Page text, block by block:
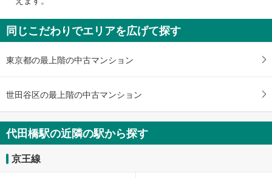
知
を
け
る
・
件
を
マ
イ
同じこだわりでエリアを広げて探す
東京都の最上階の中古マンション
世田谷区の最上階の中古マンション
代田橋駅の近隣の駅から探す
京王線